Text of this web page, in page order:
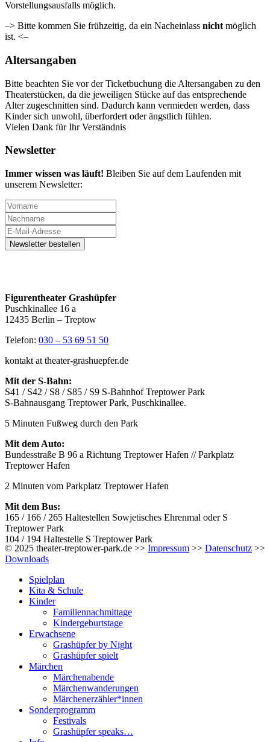
Vorstellungsausfalls möglich.
–> Bitte kommen Sie frühzeitig, da ein Nacheinlass nicht möglich
ist. <–
Altersangaben
Bitte beachten Sie vor der Ticketbuchung die Altersangaben zu den
Theaterstücken, da die jeweiligen Stücke auf das entsprechende
Alter zugeschnitten sind. Dadurch kann vermieden werden, dass
Kinder sich unwohl, überfordert oder ängstlich fühlen.
Vielen Dank für Ihr Verständnis
Newsletter
Immer wissen was läuft! Bleiben Sie auf dem Laufenden mit
unserem Newsletter:
Figurentheater Grashüpfer
Puschkinallee 16 a
12435 Berlin – Treptow
Telefon: 030 – 53 69 51 50
kontakt at theater-grashuepfer.de
Mit der S-Bahn:
S41 / S42 / S8 / S85 / S9 S-Bahnhof Treptower Park
S-Bahnausgang Treptower Park, Puschkinallee.
5 Minuten Fußweg durch den Park
Mit dem Auto:
Bundesstraße B 96 a Richtung Treptower Hafen // Parkplatz
Treptower Hafen
2 Minuten vom Parkplatz Treptower Hafen
Mit dem Bus:
165 / 166 / 265 Haltestellen Sowjetisches Ehrenmal oder S
Treptower Park
104 / 194 Haltestelle S Treptower Park
© 2025 theater-treptower-park.de >> Impressum >> Datenschutz >>
Downloads
Spielplan
Kita & Schule
Kinder
Familiennachmittage
Kindergeburtstage
Erwachsene
Grashüpfer by Night
Grashüpfer spielt
Märchen
Märchenabende
Märchenwanderungen
Märchenerzähler*innen
Sonderprogramm
Festivals
Grashüpfer speaks…